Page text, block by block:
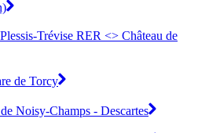
Trévise RER <> Château de
de Torcy
Noisy-Champs - Descartes